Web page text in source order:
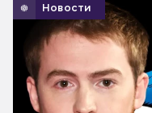
Новости